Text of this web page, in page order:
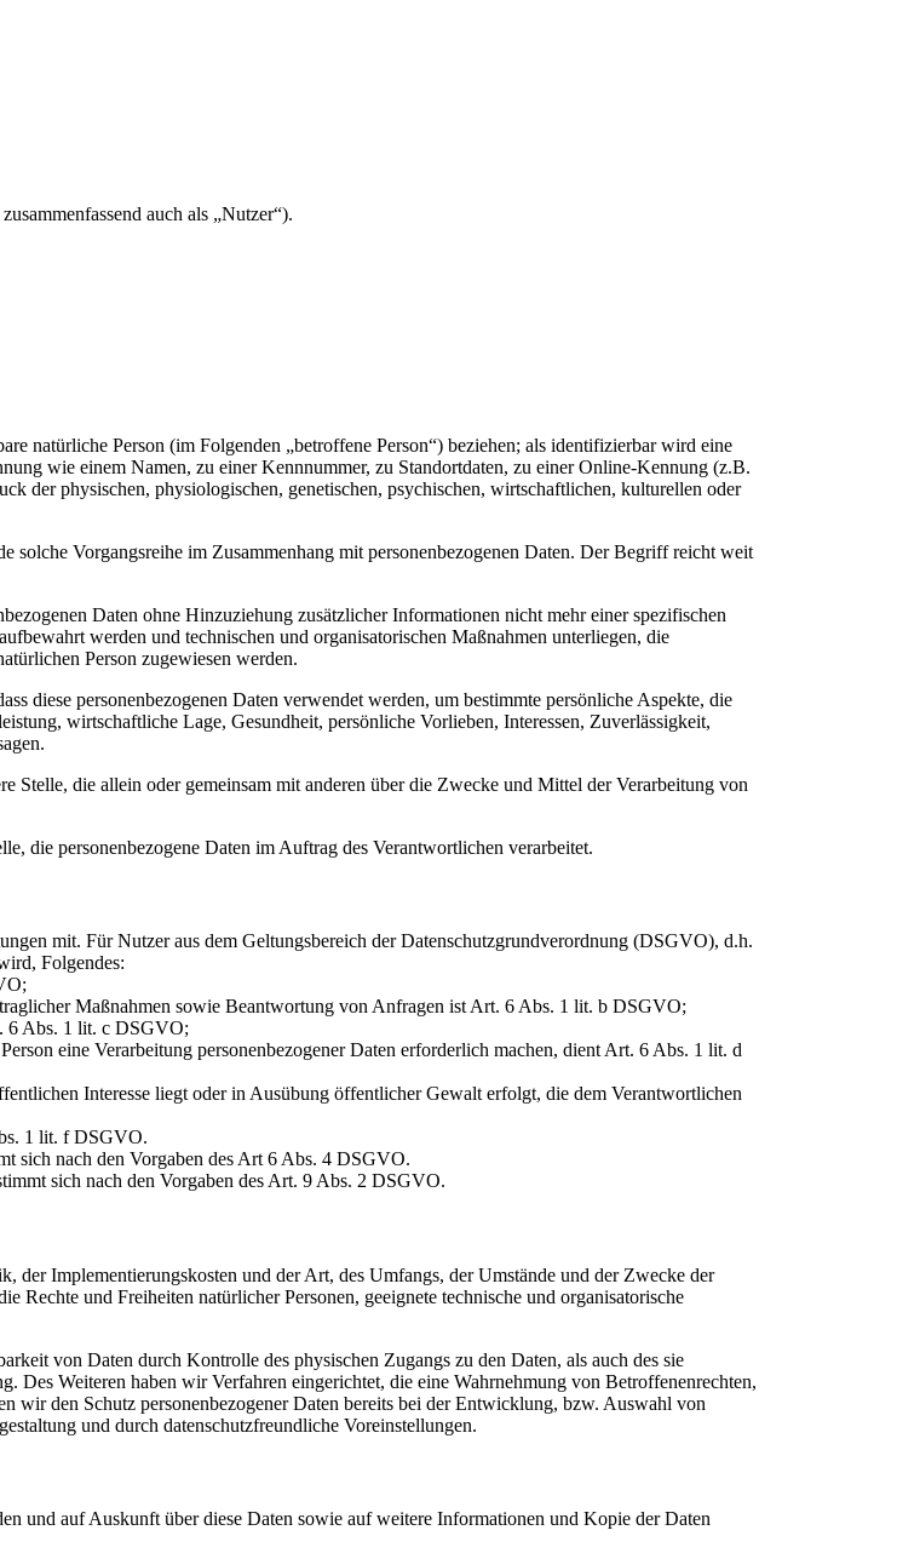
auch als „Nutzer“).
natürliche Person (im Folgenden „betroffene Person“) beziehen; als identifizierbar wird eine
wie einem Namen, zu einer Kennnummer, zu Standortdaten, zu einer Online-Kennung (z.B.
der physischen, physiologischen, genetischen, psychischen, wirtschaftlichen, kulturellen oder
solche Vorgangsreihe im Zusammenhang mit personenbezogenen Daten. Der Begriff reicht weit
Daten ohne Hinzuziehung zusätzlicher Informationen nicht mehr einer spezifischen
werden und technischen und organisatorischen Maßnahmen unterliegen, die
Person zugewiesen werden.
diese personenbezogenen Daten verwendet werden, um bestimmte persönliche Aspekte, die
wirtschaftliche Lage, Gesundheit, persönliche Vorlieben, Interessen, Zuverlässigkeit,
die allein oder gemeinsam mit anderen über die Zwecke und Mittel der Verarbeitung von
die personenbezogene Daten im Auftrag des Verantwortlichen verarbeitet.
mit. Für Nutzer aus dem Geltungsbereich der Datenschutzgrundverordnung (DSGVO), d.h.
Folgendes:
Maßnahmen sowie Beantwortung von Anfragen ist Art. 6 Abs. 1 lit. b DSGVO;
6 Abs. 1 lit. c DSGVO;
eine Verarbeitung personenbezogener Daten erforderlich machen, dient Art. 6 Abs. 1 lit. d
Interesse liegt oder in Ausübung öffentlicher Gewalt erfolgt, die dem Verantwortlichen
1 lit. f DSGVO.
sich nach den Vorgaben des Art 6 Abs. 4 DSGVO.
sich nach den Vorgaben des Art. 9 Abs. 2 DSGVO.
der Implementierungskosten und der Art, des Umfangs, der Umstände und der Zwecke der
und Freiheiten natürlicher Personen, geeignete technische und organisatorische
von Daten durch Kontrolle des physischen Zugangs zu den Daten, als auch des sie
Weiteren haben wir Verfahren eingerichtet, die eine Wahrnehmung von Betroffenenrechten,
wir den Schutz personenbezogener Daten bereits bei der Entwicklung, bzw. Auswahl von
und durch datenschutzfreundliche Voreinstellungen.
und auf Auskunft über diese Daten sowie auf weitere Informationen und Kopie der Daten